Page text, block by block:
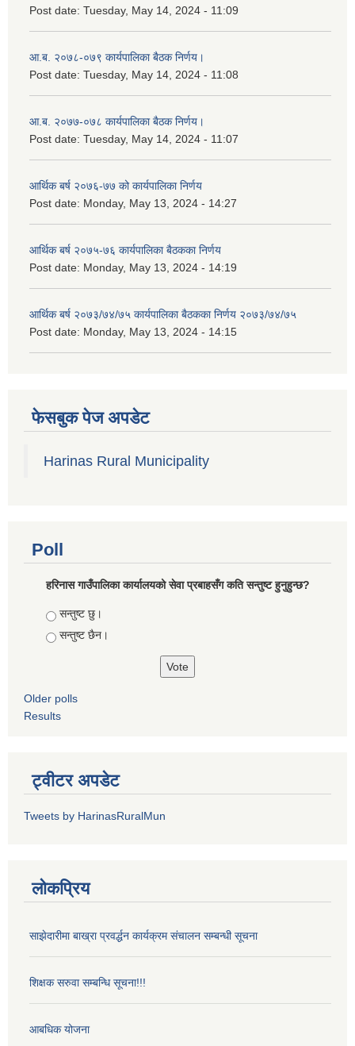
Post date: Tuesday, May 14, 2024 - 11:09
आ.ब. २०७८-०७९ कार्यपालिका बैठक निर्णय।
Post date: Tuesday, May 14, 2024 - 11:08
आ.ब. २०७७-०७८ कार्यपालिका बैठक निर्णय।
Post date: Tuesday, May 14, 2024 - 11:07
आर्थिक बर्ष २०७६-७७ को कार्यपालिका निर्णय
Post date: Monday, May 13, 2024 - 14:27
आर्थिक बर्ष २०७५-७६ कार्यपालिका बैठकका निर्णय
Post date: Monday, May 13, 2024 - 14:19
आर्थिक बर्ष २०७३/७४/७५ कार्यपालिका बैठकका निर्णय २०७३/७४/७५
Post date: Monday, May 13, 2024 - 14:15
फेसबुक पेज अपडेट
Harinas Rural Municipality
Poll
हरिनास गाउँपालिका कार्यालयको सेवा प्रबाहसँग कति सन्तुष्ट हुनुहुन्छ?
Choices
सन्तुष्ट छु।
सन्तुष्ट छैन।
Older polls
Results
ट्वीटर अपडेट
Tweets by HarinasRuralMun
लोकप्रिय
साझेदारीमा बाख्रा प्रवर्द्धन कार्यक्रम संचालन सम्बन्धी सूचना
शिक्षक सरुवा सम्बन्धि सूचना!!!
आबधिक योजना